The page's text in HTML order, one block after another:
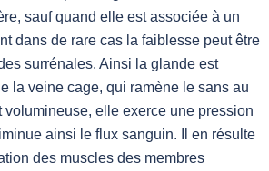
sauf quand elle est associée à un
dans de rare cas la faiblesse peut être
surrénales. Ainsi la glande est
la veine cage, qui ramène le sans au
elle exerce une pression
ainsi le flux sanguin. Il en résulte
des muscles des membres